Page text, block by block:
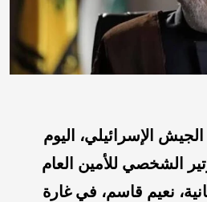
الجيش الإسرائيلي، اليوم
الشخصي للأمين العام
نعيم قاسم، في غارة